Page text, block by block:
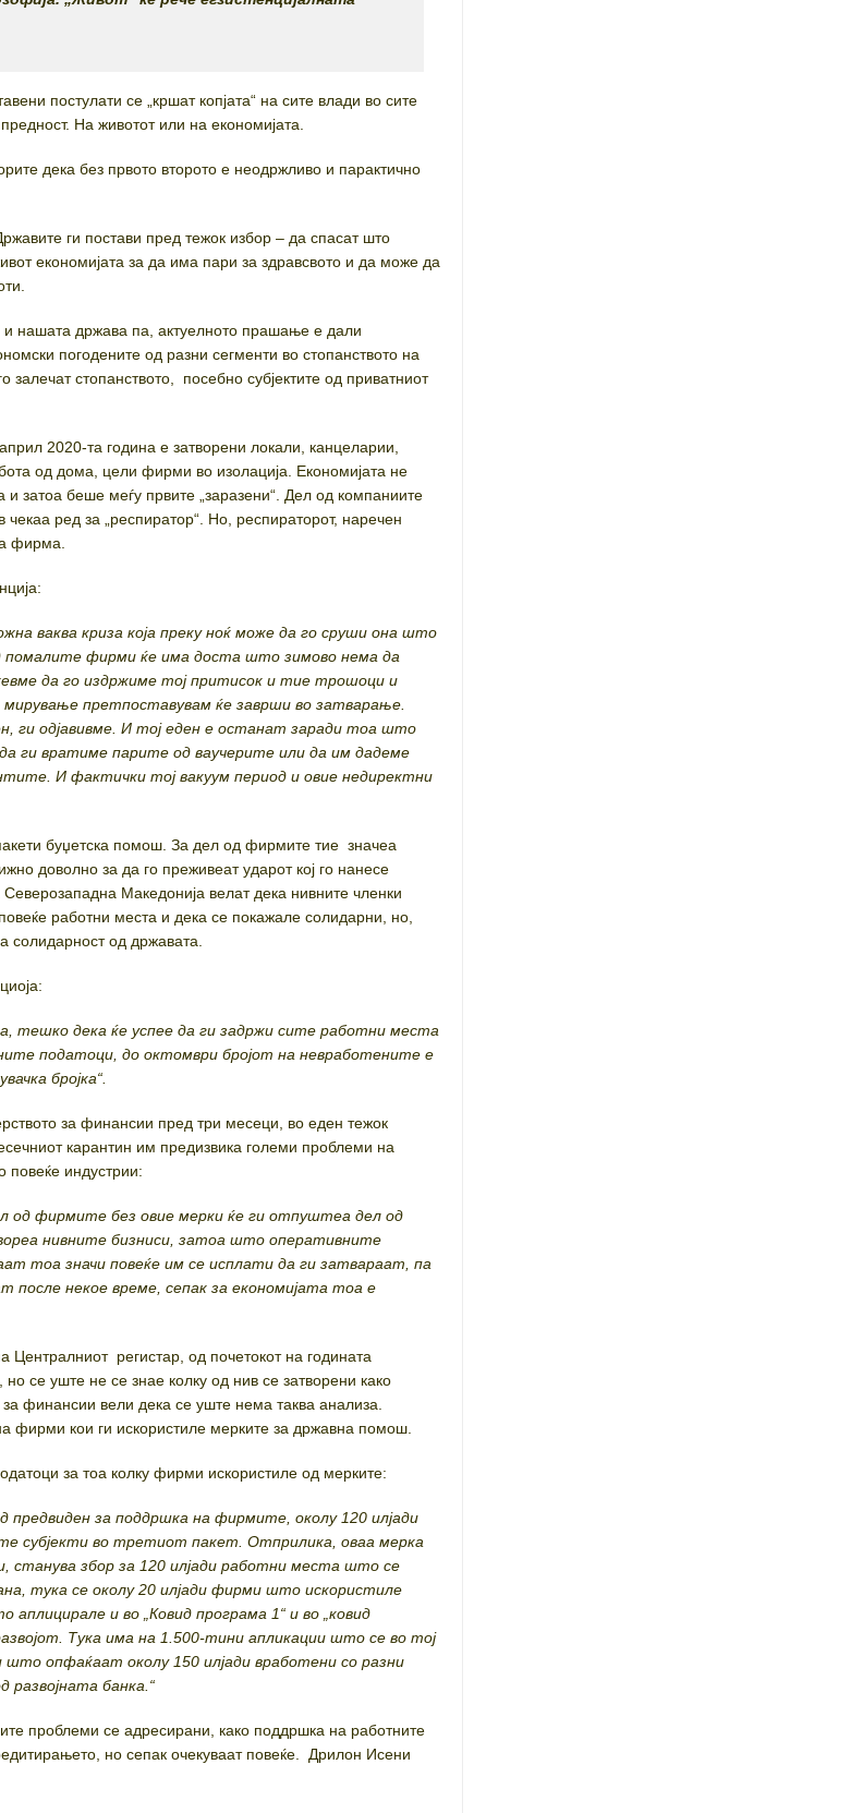
постулати се „кршат копјата“ на сите влади во сите
На животот или на економијата.
дека без првото второто е неодржливо и парактично
ги постави пред тежок избор – да спасат што
економијата за да има пари за здравсвото и да може да
и нашата држава па, актуелното прашање е дали
погодените од разни сегменти во стопанството на
стопанството, посебно субјектите од приватниот
2020-та година е затворени локали, канцеларии,
од дома, цели фирми во изолација. Економијата не
затоа беше меѓу првите „заразени“. Дел од компаниите
ред за „респиратор“. Но, респираторот, наречен
фирма.
ваква криза која преку ноќ може да го сруши она што
помалите фирми ќе има доста што зимово нема да
да го издржиме тој притисок и тие трошоци и
мирување претпоставувам ќе заврши во затварање.
ги одјавивме. И тој еден е останат заради тоа што
ги вратиме парите од ваучерите или да им дадеме
И фактички тој вакуум период и овие недиректни
буџетска помош. За дел од фирмите тие значеа
доволно за да го преживеат ударот кој го нанесе
Македонија велат дека нивните членки
работни места и дека се покажале солидарни, но,
солидарност од државата.
тешко дека ќе успее да ги задржи сите работни места
податоци, до октомври бројот на невработените е
бројка“.
за финансии пред три месеци, во еден тежок
карантин им предизвика големи проблеми на
повеќе индустрии:
од фирмите без овие мерки ќе ги отпуштеа дел од
нивните бизниси, затоа што оперативните
тоа значи повеќе им се исплати да ги затвараат, па
после некое време, сепак за економијата тоа е
Централниот регистар, од почетокот на годината
се уште не се знае колку од нив се затворени како
финансии вели дека се уште нема таква анализа.
фирми кои ги искористиле мерките за државна помош.
за тоа колку фирми искористиле од мерките:
предвиден за поддршка на фирмите, околу 120 илјади
субјекти во третиот пакет. Отприлика, оваа мерка
станува збор за 120 илјади работни места што се
тука се околу 20 илјади фирми што искористиле
и во „Ковид програма 1“ и во „ковид
Тука има на 1.500-тини апликации што се во тој
опфаќаат околу 150 илјади вработени со разни
развојната банка.“
проблеми се адресирани, како поддршка на работните
но сепак очекуваат повеќе. Дрилон Исени